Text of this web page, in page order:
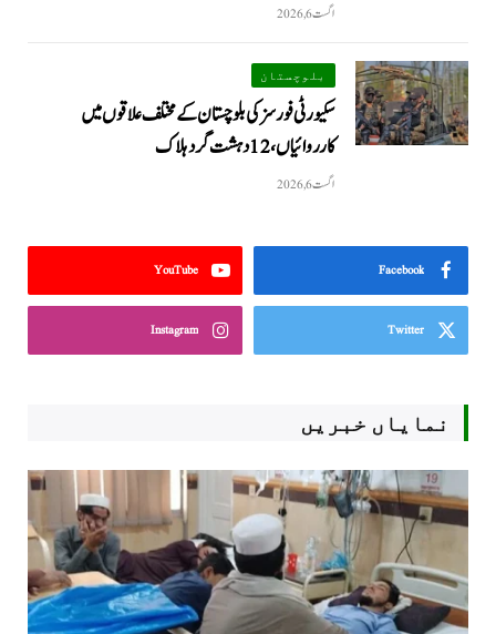
اگست 6, 2026
بلوچستان
سکیورٹی فورسز کی بلوچستان کے مختلف علاقوں میں
کارروائیاں ، 12 دہشت گرد ہلاک
اگست 6, 2026
Facebook
YouTube
Twitter
Instagram
نمایاں خبریں